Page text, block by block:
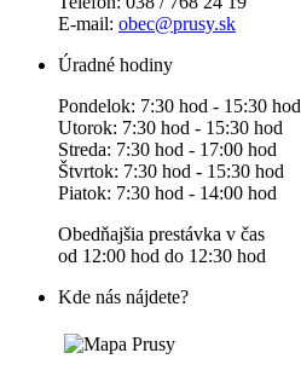
E-mail: obec@prusy.sk
Úradné hodiny
Pondelok: 7:30 hod - 15:30 hod
Utorok: 7:30 hod - 15:30 hod
Streda: 7:30 hod - 17:00 hod
Štvrtok: 7:30 hod - 15:30 hod
Piatok: 7:30 hod - 14:00 hod
Obedňajšia prestávka v čas
od 12:00 hod do 12:30 hod
Kde nás nájdete?